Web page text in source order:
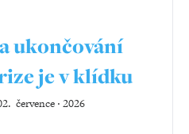
ukončování
je v klídku
července ‧ 2026